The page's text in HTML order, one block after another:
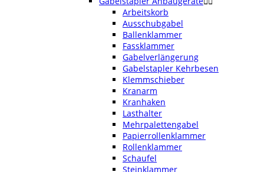
Arbeitskorb
Ausschubgabel
Ballenklammer
Fassklammer
Gabelverlängerung
Gabelstapler Kehrbesen
Klemmschieber
Kranarm
Kranhaken
Lasthalter
Mehrpalettengabel
Papierrollenklammer
Rollenklammer
Schaufel
Steinklammer